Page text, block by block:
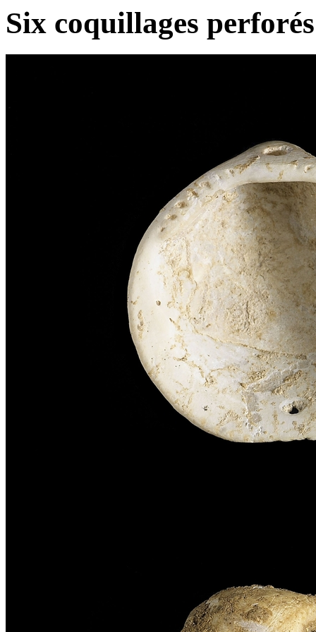
Six coquillages perforés